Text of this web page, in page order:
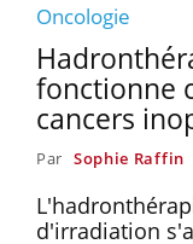
Oncologie
fonctionne
cancers
Par Sophie Raffin
d'irradiation